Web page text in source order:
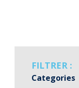
FILTRER :
Categories